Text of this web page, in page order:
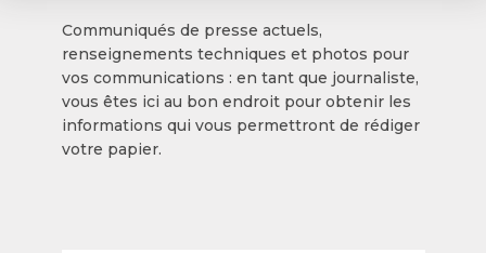
Communiqués de presse actuels,
renseignements techniques et photos pour
vos communications : en tant que journaliste,
vous êtes ici au bon endroit pour obtenir les
informations qui vous permettront de rédiger
votre papier.